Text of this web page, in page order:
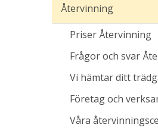
Återvinning
Priser Återvinning
Frågor och svar
Vi hämtar ditt
Företag och
Våra